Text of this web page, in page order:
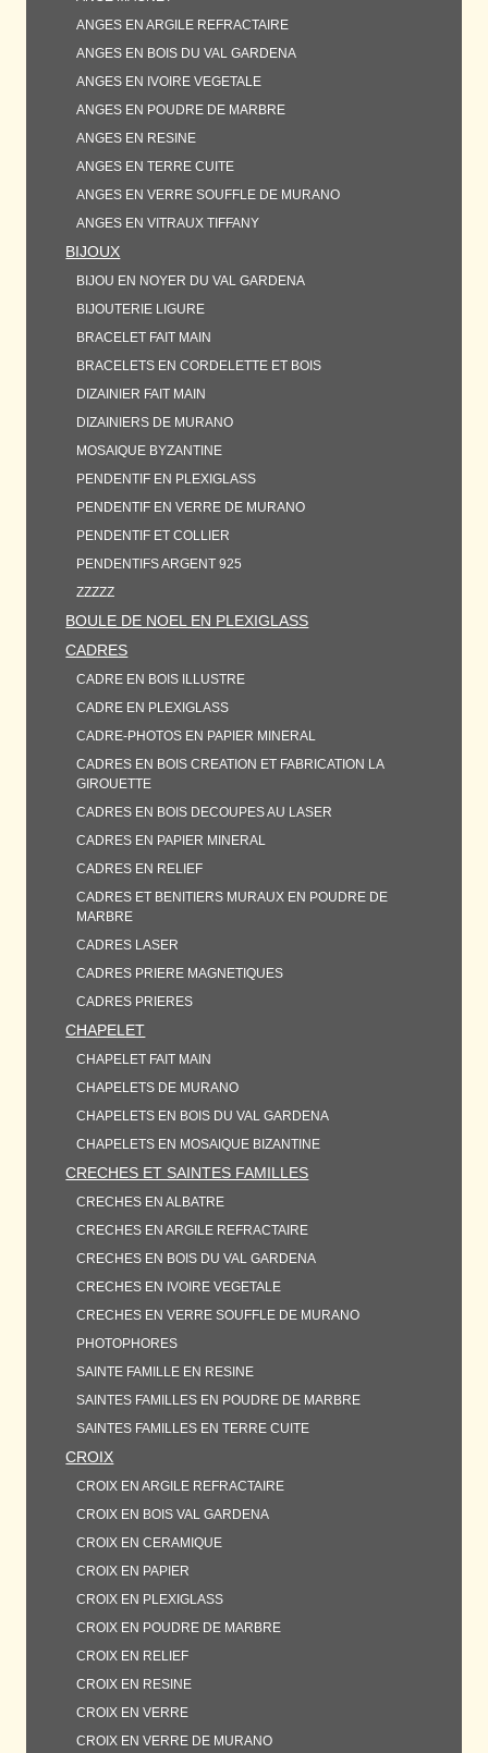
ANGES EN ARGILE REFRACTAIRE
ANGES EN BOIS DU VAL GARDENA
ANGES EN IVOIRE VEGETALE
ANGES EN POUDRE DE MARBRE
ANGES EN RESINE
ANGES EN TERRE CUITE
ANGES EN VERRE SOUFFLE DE MURANO
ANGES EN VITRAUX TIFFANY
BIJOUX
BIJOU EN NOYER DU VAL GARDENA
BIJOUTERIE LIGURE
BRACELET FAIT MAIN
BRACELETS EN CORDELETTE ET BOIS
DIZAINIER FAIT MAIN
DIZAINIERS DE MURANO
MOSAIQUE BYZANTINE
PENDENTIF EN PLEXIGLASS
PENDENTIF EN VERRE DE MURANO
PENDENTIF ET COLLIER
PENDENTIFS ARGENT 925
ZZZZZ
BOULE DE NOEL EN PLEXIGLASS
CADRES
CADRE EN BOIS ILLUSTRE
CADRE EN PLEXIGLASS
CADRE-PHOTOS EN PAPIER MINERAL
CADRES EN BOIS CREATION ET FABRICATION LA
GIROUETTE
CADRES EN BOIS DECOUPES AU LASER
CADRES EN PAPIER MINERAL
CADRES EN RELIEF
CADRES ET BENITIERS MURAUX EN POUDRE DE
MARBRE
CADRES LASER
CADRES PRIERE MAGNETIQUES
CADRES PRIERES
CHAPELET
CHAPELET FAIT MAIN
CHAPELETS DE MURANO
CHAPELETS EN BOIS DU VAL GARDENA
CHAPELETS EN MOSAIQUE BIZANTINE
CRECHES ET SAINTES FAMILLES
CRECHES EN ALBATRE
CRECHES EN ARGILE REFRACTAIRE
CRECHES EN BOIS DU VAL GARDENA
CRECHES EN IVOIRE VEGETALE
CRECHES EN VERRE SOUFFLE DE MURANO
PHOTOPHORES
SAINTE FAMILLE EN RESINE
SAINTES FAMILLES EN POUDRE DE MARBRE
SAINTES FAMILLES EN TERRE CUITE
CROIX
CROIX EN ARGILE REFRACTAIRE
CROIX EN BOIS VAL GARDENA
CROIX EN CERAMIQUE
CROIX EN PAPIER
CROIX EN PLEXIGLASS
CROIX EN POUDRE DE MARBRE
CROIX EN RELIEF
CROIX EN RESINE
CROIX EN VERRE
CROIX EN VERRE DE MURANO